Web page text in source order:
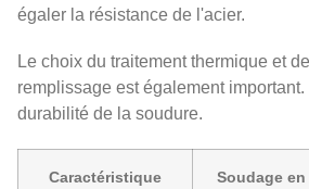
égaler la résistance de l'acier.
Le choix du traitement thermique et
remplissage est également important.
durabilité de la soudure.
Caractéristique
Soudage en